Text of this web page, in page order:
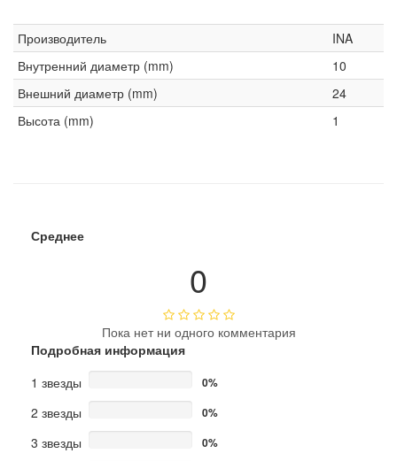
Производитель
INA
Внутренний диаметр (mm)
10
Внешний диаметр (mm)
24
Высота (mm)
1
Среднее
0
Пока нет ни одного комментария
Подробная информация
1 звезды
0%
2 звезды 0%
3 звезды 0%